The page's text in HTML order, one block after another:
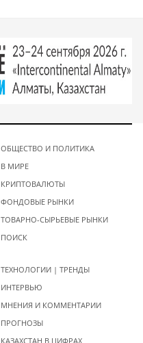
ОБЩЕСТВО И ПОЛИТИКА
В МИРЕ
КРИПТОВАЛЮТЫ
ФОНДОВЫЕ РЫНКИ
ТОВАРНО-СЫРЬЕВЫЕ РЫНКИ
ПОИСК
ТЕХНОЛОГИИ | ТРЕНДЫ
ИНТЕРВЬЮ
МНЕНИЯ И КОММЕНТАРИИ
ПРОГНОЗЫ
КАЗАХСТАН В ЦИФРАХ